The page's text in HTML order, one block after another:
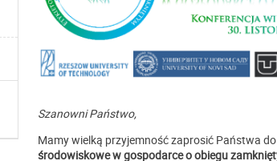
Szanowni Państwo,
Mamy wielką przyjemność zaprosić Państwa
środowiskowe w gospodarce o obiegu